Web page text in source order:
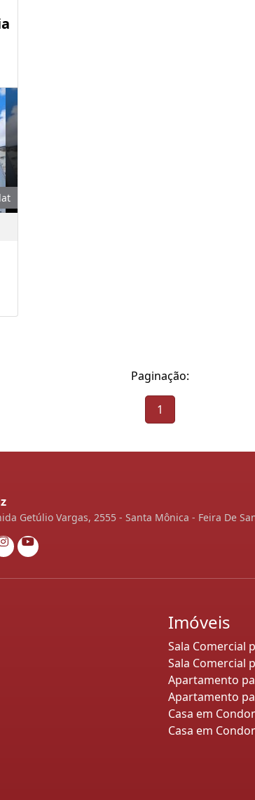
Paginação:
1
Getúlio Vargas, 2555 - Santa Mônica - Feira De
Imóveis
Sala Comercial
Sala Comercial
Apartamento
Apartamento
Casa em
Casa em